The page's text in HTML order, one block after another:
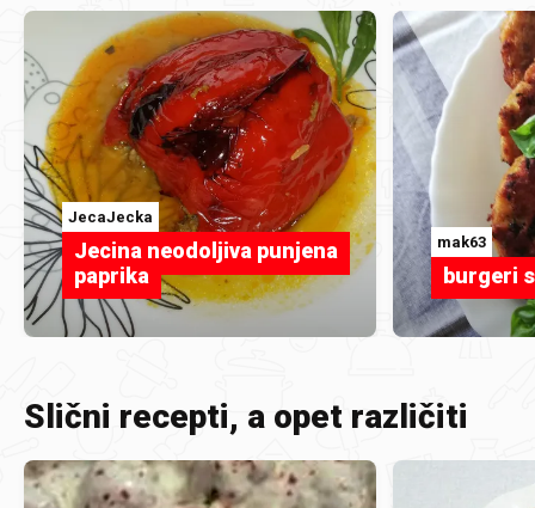
JecaJecka
Jecina neodoljiva punjena
paprika
mak63
burgeri
Slični recepti, a opet različiti